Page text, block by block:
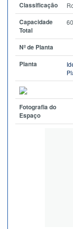
Classificação
Capacidade
Total
60
Nº de Planta
Planta
Fotografia do
Espaço